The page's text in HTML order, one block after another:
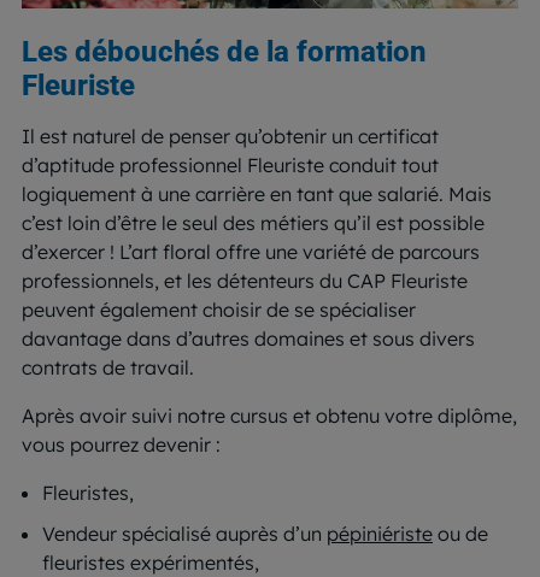
Les débouchés de la formation
Fleuriste
Il est naturel de penser qu’obtenir un certificat
d’aptitude professionnel Fleuriste conduit tout
logiquement à une carrière en tant que salarié. Mais
c’est loin d’être le seul des métiers qu’il est possible
d’exercer ! L’art floral offre une variété de parcours
professionnels, et les détenteurs du CAP Fleuriste
peuvent également choisir de se spécialiser
davantage dans d’autres domaines et sous divers
contrats de travail.
Après avoir suivi notre cursus et obtenu votre diplôme,
vous pourrez devenir :
Fleuristes,
Vendeur spécialisé auprès d’un pépiniériste ou de
fleuristes expérimentés,